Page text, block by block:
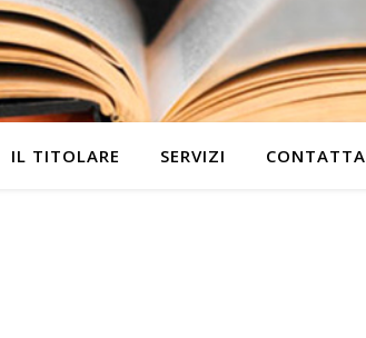
IL TITOLARE SERVIZI